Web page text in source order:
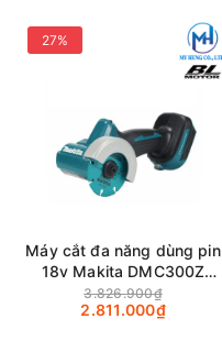
27%
Máy cắt đa năng dùng pin
18v Makita DMC300Z
(76MM/Thân máy)
3.826.900₫
2.811.000₫